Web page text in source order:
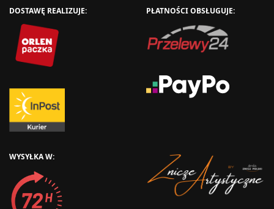
DOSTAWĘ REALIZUJE: PŁATNOŚCI OBSŁUGUJE:
WYSYŁKA W: